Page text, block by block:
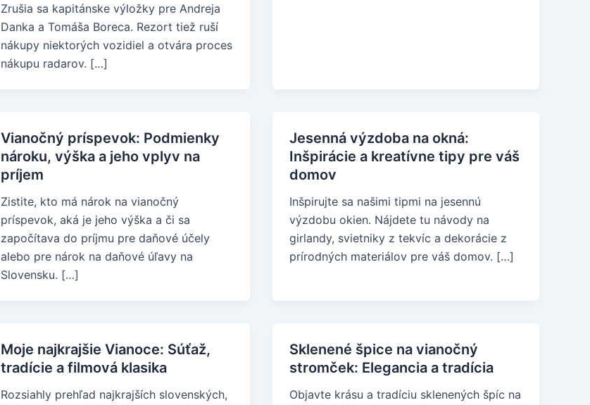
Zrušia sa kapitánske výložky pre Andreja
Danka a Tomáša Boreca. Rezort tiež ruší
nákupy niektorých vozidiel a otvára proces
nákupu radarov. […]
Vianočný príspevok: Podmienky
nároku, výška a jeho vplyv na
príjem
Zistite, kto má nárok na vianočný
príspevok, aká je jeho výška a či sa
započítava do príjmu pre daňové účely
alebo pre nárok na daňové úľavy na
Slovensku. […]
Jesenná výzdoba na okná:
Inšpirácie a kreatívne tipy pre váš
domov
Inšpirujte sa našimi tipmi na jesennú
výzdobu okien. Nájdete tu návody na
girlandy, svietniky z tekvíc a dekorácie z
prírodných materiálov pre váš domov. […]
Moje najkrajšie Vianoce: Súťaž,
tradície a filmová klasika
Rozsiahly prehľad najkrajších slovenských,
Sklenené špice na vianočný
stromček: Elegancia a tradícia
Objavte krásu a tradíciu sklenených špíc na